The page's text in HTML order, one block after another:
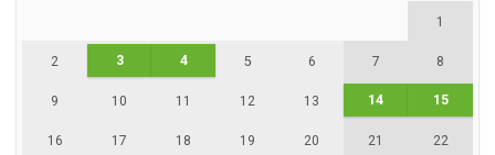
1
2 3 4 5 6 7 8
9 10 11 12 13 14 15
16 17 18 19 20 21 22